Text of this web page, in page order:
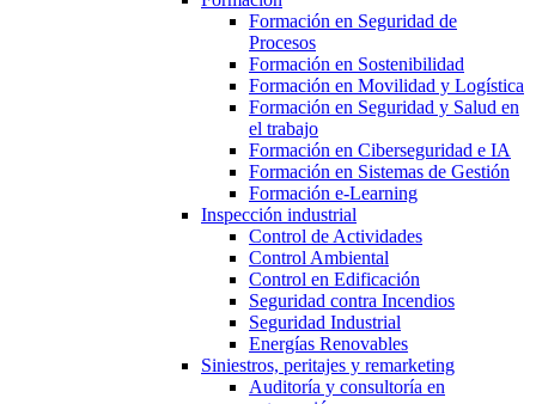
Formación en Seguridad de
Procesos
Formación en Sostenibilidad
Formación en Movilidad y Logística
Formación en Seguridad y Salud en
el trabajo
Formación en Ciberseguridad e IA
Formación en Sistemas de Gestión
Formación e-Learning
Inspección industrial
Control de Actividades
Control Ambiental
Control en Edificación
Seguridad contra Incendios
Seguridad Industrial
Energías Renovables
Siniestros, peritajes y remarketing
Auditoría y consultoría en